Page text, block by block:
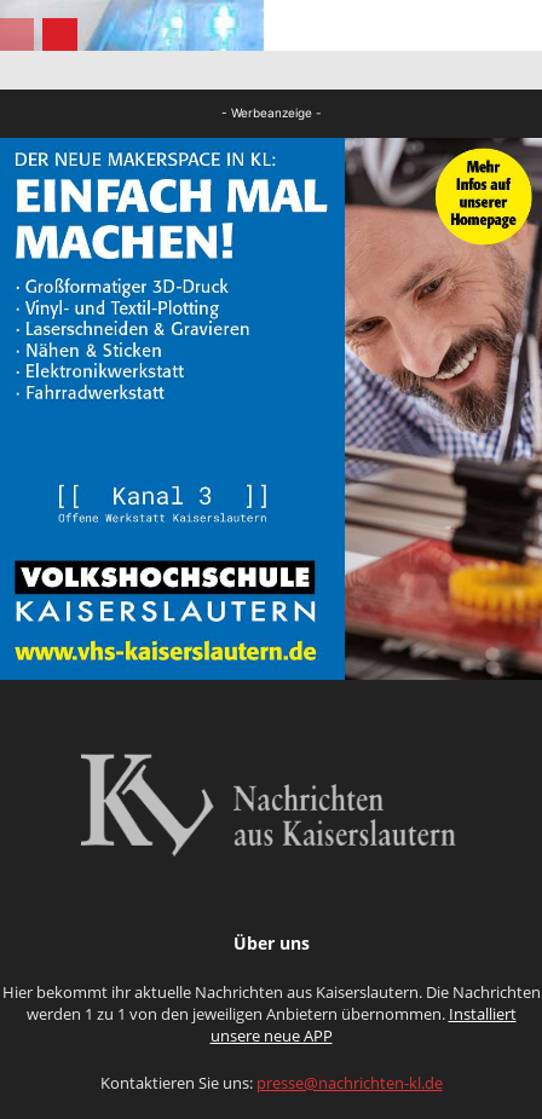
- Werbeanzeige -
Über uns
Hier bekommt ihr aktuelle Nachrichten aus Kaiserslautern. Die Nachrichten
werden 1 zu 1 von den jeweiligen Anbietern übernommen. Installiert
unsere neue APP
Kontaktieren Sie uns: presse@nachrichten-kl.de